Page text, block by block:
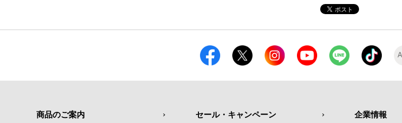
商品のご案内 セール・キャンペーン 企業情報